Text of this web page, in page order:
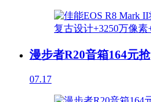
漫步者R20音箱164元抢
07.17